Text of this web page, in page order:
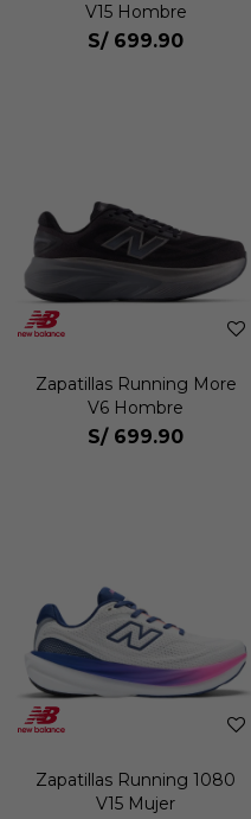
V15 Hombre
S/ 699.90
Zapatillas Running More
V6 Hombre
S/ 699.90
Zapatillas Running 1080
V15 Mujer